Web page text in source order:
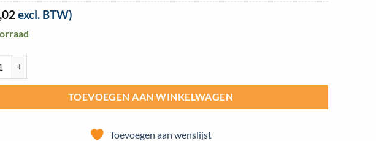
excl. BTW)
TOEVOEGEN AAN WINKELWAGEN
Toevoegen aan wenslijst